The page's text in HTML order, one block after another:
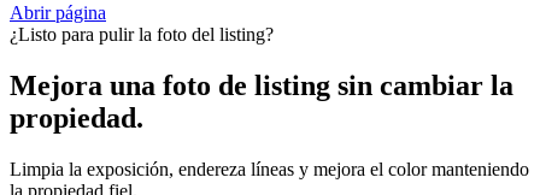
Abrir página
¿Listo para pulir la foto del listing?
Mejora una foto de listing sin cambiar la
propiedad.
Limpia la exposición, endereza líneas y mejora el color manteniendo
la propiedad fiel.